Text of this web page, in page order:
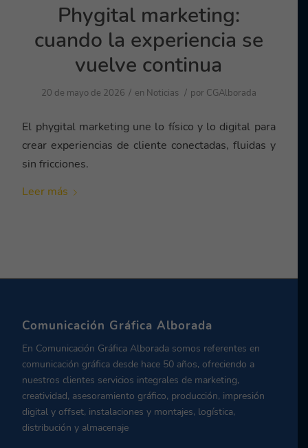
Phygital marketing:
cuando la experiencia se
vuelve continua
20 de mayo de 2026 / en Noticias / por CGAlborada
El phygital marketing une lo físico y lo digital para
crear experiencias de cliente conectadas, fluidas y
sin fricciones.
Leer más
Comunicación Gráfica Alborada
En Comunicación Gráfica Alborada somos referentes en
comunicación gráfica desde hace 50 años, ofreciendo a
nuestros clientes servicios integrales de marketing,
creatividad, asesoramiento gráfico, producción, impresión
digital y offset, instalaciones y montajes, logística,
distribución y almacenaje